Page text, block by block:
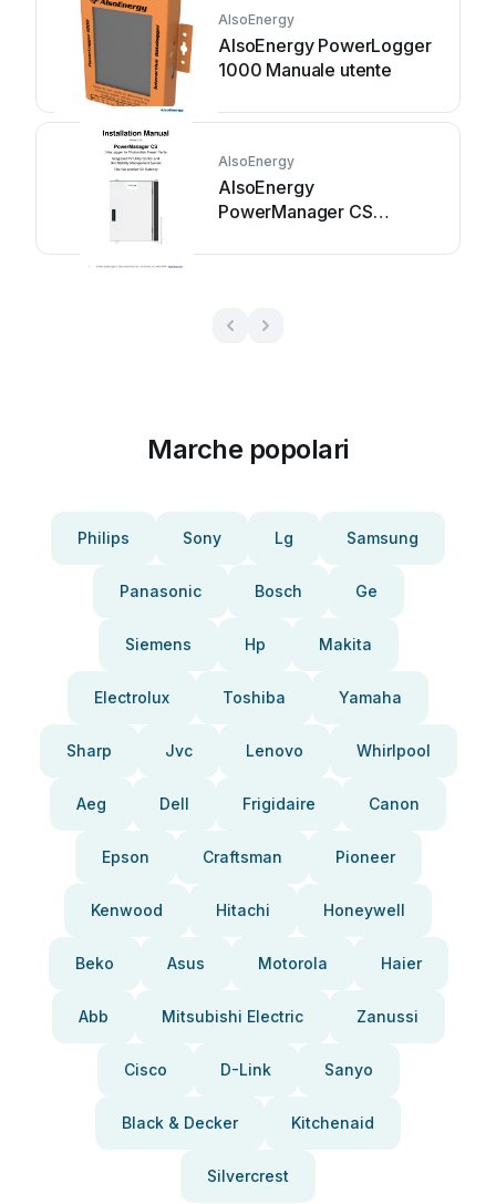
AlsoEnergy
AlsoEnergy PowerLogger
1000 Manuale utente
AlsoEnergy
AlsoEnergy
PowerManager CS
Marche popolari
Philips Sony Lg Samsung
Panasonic Bosch Ge
Siemens Hp Makita
Electrolux Toshiba Yamaha
Sharp Jvc Lenovo Whirlpool
Aeg Dell Frigidaire Canon
Epson Craftsman Pioneer
Kenwood Hitachi Honeywell
Beko Asus Motorola Haier
Abb Mitsubishi Electric Zanussi
Cisco D-Link Sanyo
Black & Decker Kitchenaid
Silvercrest